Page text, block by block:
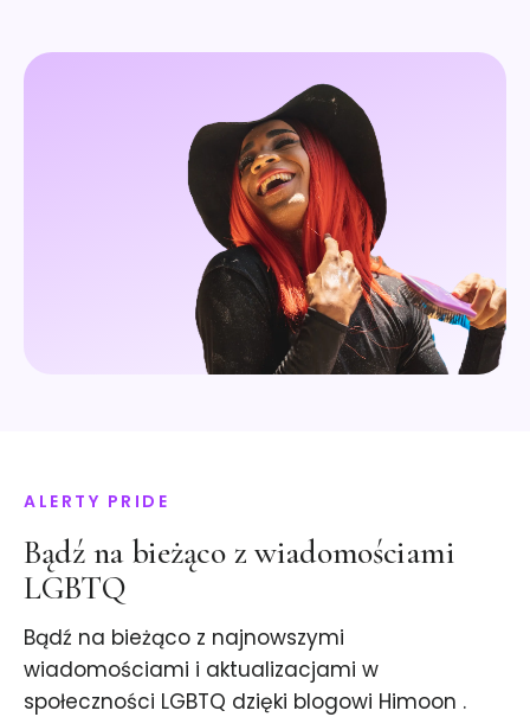
ALERTY PRIDE
Bądź na bieżąco z wiadomościami
LGBTQ
Bądź na bieżąco z najnowszymi
wiadomościami i aktualizacjami w
społeczności LGBTQ dzięki blogowi Himoon .